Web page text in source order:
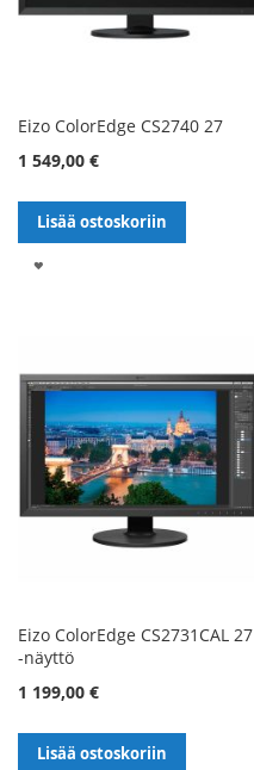
Eizo ColorEdge CS2740 27
1 549,00 €
Lisää ostoskoriin
Eizo ColorEdge CS2731CAL 27
-näyttö
1 199,00 €
Lisää ostoskoriin